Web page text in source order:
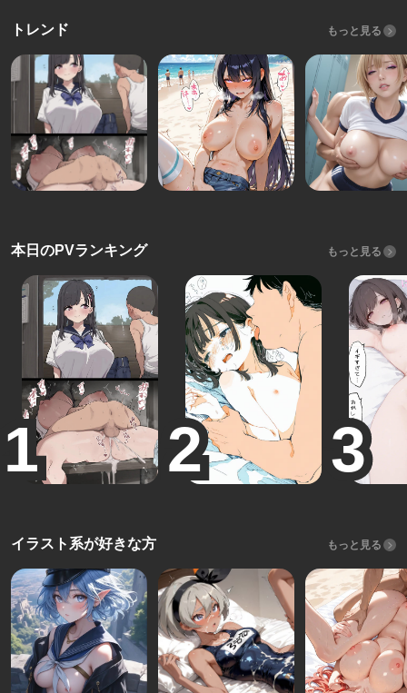
トレンド もっと見る
本日のPVランキング もっと見る
イラスト系が好きな方 もっと見る